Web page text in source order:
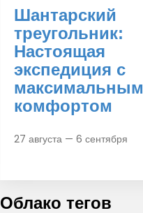
Шантарский
треугольник:
Настоящая
экспедиция с
максимальным
комфортом
27 августа — 6 сентября
Облако тегов